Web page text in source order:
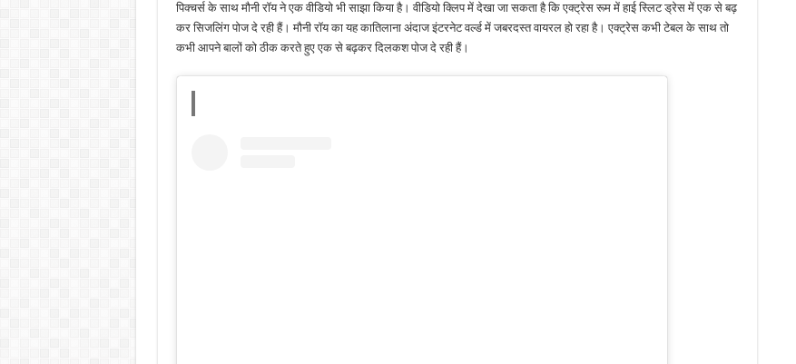
पिक्चर्स के साथ मौनी रॉय ने एक वीडियो भी साझा किया है। वीडियो क्लिप में देखा जा सकता है कि एक्ट्रेस रूम में हाई स्लिट ड्रेस में एक से बढ़
कर सिजलिंग पोज दे रही हैं। मौनी रॉय का यह कातिलाना अंदाज इंटरनेट वर्ल्ड में जबरदस्त वायरल हो रहा है। एक्ट्रेस कभी टेबल के साथ तो
कभी आपने बालों को ठीक करते हुए एक से बढ़कर दिलकश पोज दे रही हैं।